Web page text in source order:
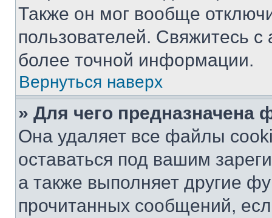
Также он мог вообще
пользователей. Свяжитесь
более точной информации.
Вернуться наверх
» Для чего предназначена
Она удаляет все файлы
оставаться под вашим
а также выполняет другие
прочитанных сообщений,